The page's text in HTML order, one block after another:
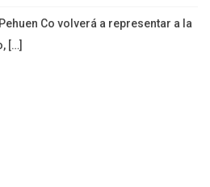
Co volverá a representar a la
[…]